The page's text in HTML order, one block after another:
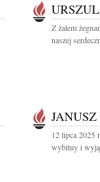
Z żalem
naszej
12 lipca 2025
wybitny i